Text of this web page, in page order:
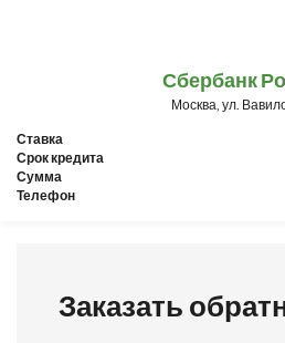
Сбербанк
Москва, ул.
Ставка
Срок кредита
Сумма
Телефон
Заказать